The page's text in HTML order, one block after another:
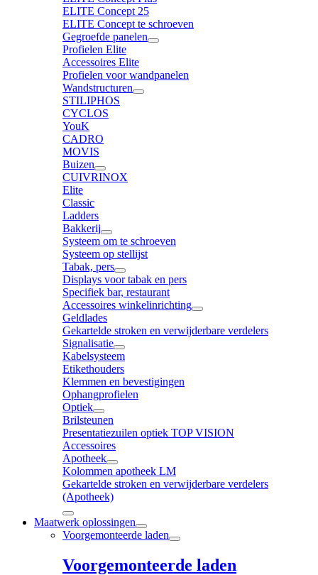
ELITE Concept 25
ELITE Concept te schroeven
Gegroefde panelen
Profielen Elite
Accessoires Elite
Profielen voor wandpanelen
Wandstructuren
STILIPHOS
CYCLOS
YouK
CADRO
MOVIS
Buizen
CUIVRINOX
Elite
Classic
Ladders
Bakkerij
Systeem om te schroeven
Systeem op stellijst
Tabak, pers
Displays voor tabak en pers
Specifiek bar, restaurant
Accessoires winkelinrichting
Geldlades
Gekartelde stroken en verwijderbare verdelers
Signalisatie
Kabelsysteem
Etikethouders
Klemmen en bevestigingen
Ophangprofielen
Optiek
Brilsteunen
Presentatiezuilen optiek TOP VISION
Accessoires
Apotheek
Kolommen apotheek LM
Gekartelde stroken en verwijderbare verdelers
(Apotheek)
Maatwerk oplossingen
Voorgemonteerde laden
Voorgemonteerde laden